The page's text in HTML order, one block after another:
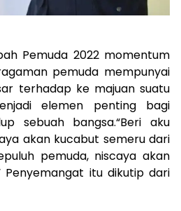
Pemuda 2022 momentum
pemuda mempunyai
terhadap ke majuan suatu
elemen penting bagi
sebuah bangsa.“Beri aku
akan kucabut semeru dari
pemuda, niscaya akan
Penyemangat itu dikutip dari